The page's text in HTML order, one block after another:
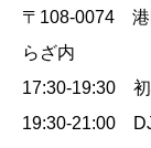
〒108-0074 港
らざ内
17:30-19:30
19:30-21:00